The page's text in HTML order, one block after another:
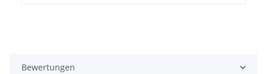
Bewertungen